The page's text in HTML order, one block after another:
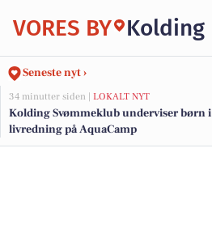
VORES BY Kolding
Seneste nyt ›
34 minutter siden | LOKALT NYT
Kolding Svømmeklub underviser børn i
livredning på AquaCamp